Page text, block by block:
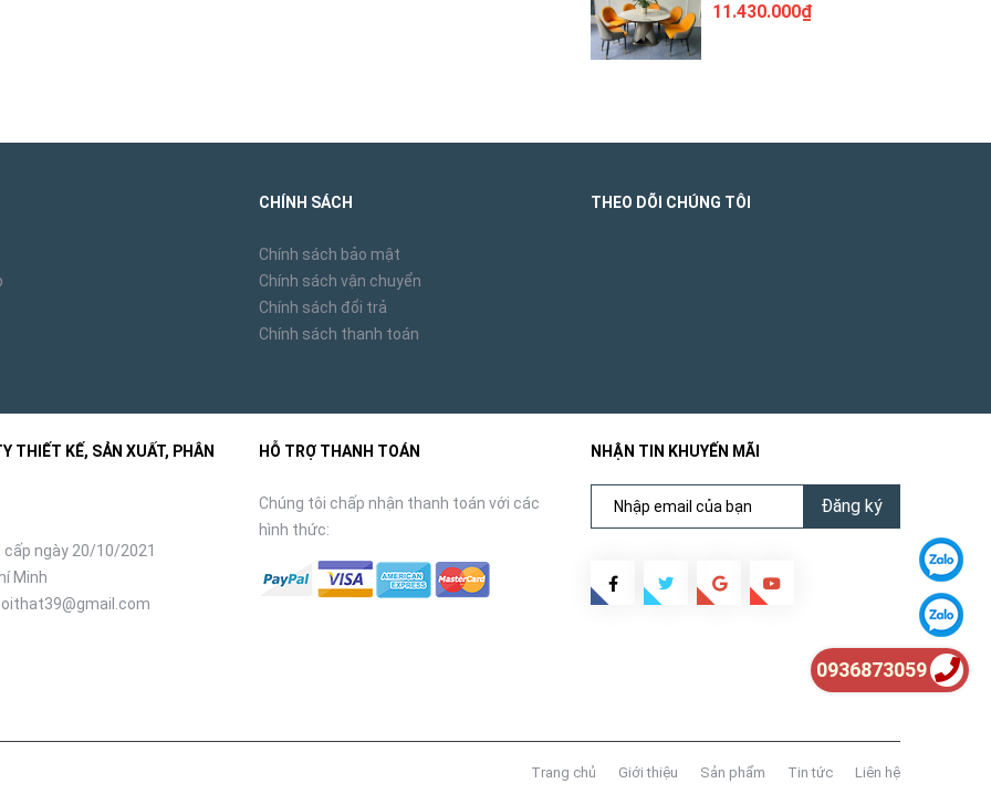
11.430.000₫
CHÍNH SÁCH
Chính sách bảo mật
Chính sách vận chuyển
Chính sách đổi trả
Chính sách thanh toán
THEO DÕI CHÚNG TÔI
THIẾT KẾ, SẢN XUẤT, PHÂN
cấp ngày 20/10/2021
Minh
HỖ TRỢ THANH TOÁN
Chúng tôi chấp nhận thanh toán với các
hình thức:
NHẬN TIN KHUYẾN MÃI
Đăng ký
Trang chủ Giới thiệu Sản phẩm Tin tức Liên hệ
0936873059